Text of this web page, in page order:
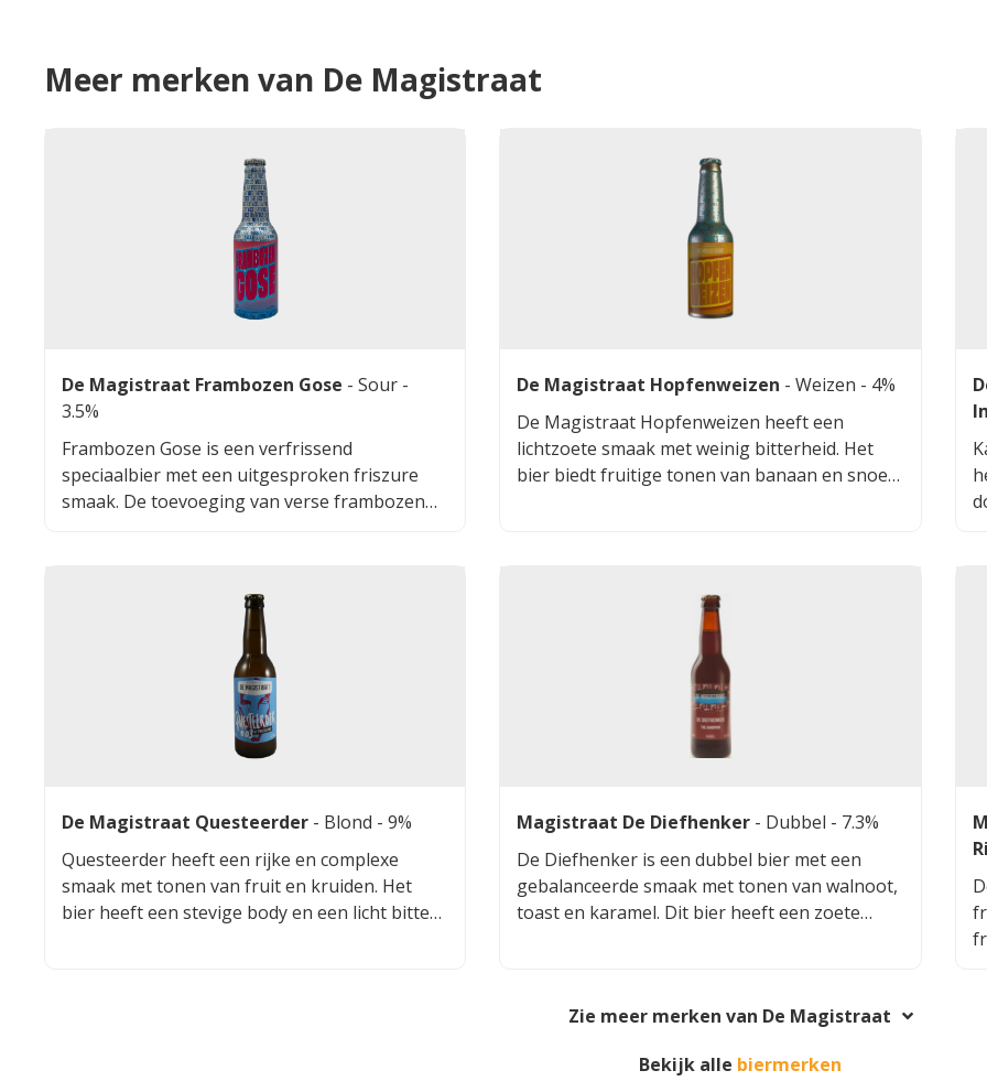
Meer merken van De Magistraat
De Magistraat Frambozen Gose - Sour -
3.5%
Frambozen Gose is een verfrissend
speciaalbier met een uitgesproken friszure
smaak. De toevoeging van verse frambozen
liefhebbers van fruitige en licht zure bieren.
Het lage alcoholpercentage maakt het een
ideale keuze voor warme dagen of als
De Magistraat Hopfenweizen -Weizen - 4%
De Magistraat Hopfenweizen heeft een
lichtzoete smaak met weinig bitterheid. Het
bier biedt fruitige tonen van banaan en snoep,
De Magistraat Questeerder - Blond - 9%
Questeerder heeft een rijke en complexe
smaak met tonen van fruit en kruiden. Het
bier heeft een stevige body en een licht bittere
Magistraat De Diefhenker - Dubbel - 7.3%
De Diefhenker is een dubbel bier met een
gebalanceerde smaak met tonen van walnoot,
toast en karamel. Dit bier heeft een zoete
Zie meer merken van De Magistraat
Bekijk alle biermerken